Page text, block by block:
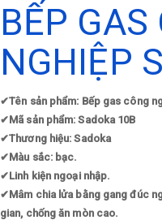
BẾP GAS
NGHIỆP
✔Tên sản phẩm: Bếp gas công
✔Mã sản phẩm: Sadoka 10B
✔Thương hiệu: Sadoka
✔Màu sắc: bạc.
✔Linh kiện ngoại nhập.
✔Mâm chia lửa bằng gang đúc
gian, chống ăn mòn cao.